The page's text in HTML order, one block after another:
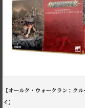
【オールク・ウォークラン：ク
イ】